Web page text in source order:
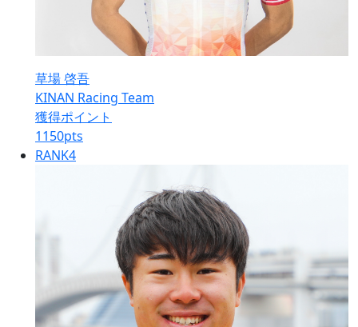
草場 啓吾
KINAN Racing Team
獲得ポイント
1150pts
RANK4